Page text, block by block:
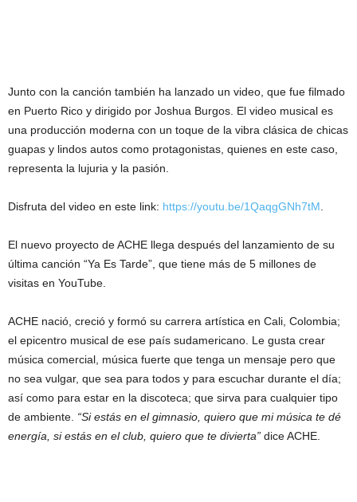
Junto con la canción también ha lanzado un video, que fue filmado
en Puerto Rico y dirigido por Joshua Burgos. El video musical es
una producción moderna con un toque de la vibra clásica de chicas
guapas y lindos autos como protagonistas, quienes en este caso,
representa la lujuria y la pasión.
Disfruta del video en este link: https://youtu.be/1QaqgGNh7tM
El nuevo proyecto de ACHE llega después del lanzamiento de su
última canción “Ya Es Tarde”, que tiene más de 5 millones de
visitas en YouTube.
ACHE nació, creció y formó su carrera artística en Cali, Colombia;
el epicentro musical de ese país sudamericano. Le gusta crear
música comercial, música fuerte que tenga un mensaje pero que
no sea vulgar, que sea para todos y para escuchar durante el día;
así como para estar en la discoteca; que sirva para cualquier tipo
de ambiente. “Si estás en el gimnasio, quiero que mi música te dé
energía, si estás en el club, quiero que te divierta” dice ACHE.